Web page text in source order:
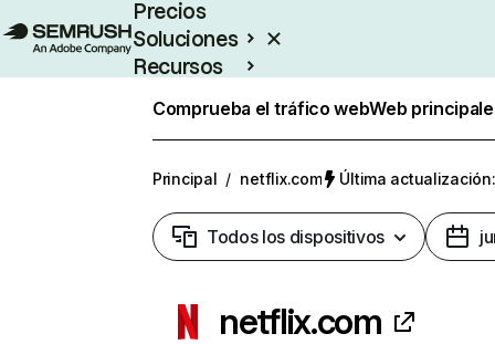
Precios
Soluciones
Recursos
Comprueba el tráfico webWeb
Principal / netflix.com Última
Todos los dispositivos
netflix.com